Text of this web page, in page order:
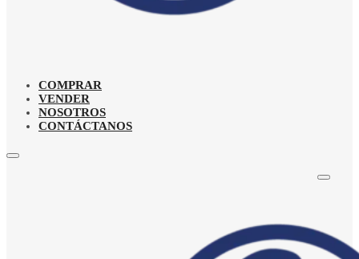
COMPRAR
VENDER
NOSOTROS
CONTÁCTANOS